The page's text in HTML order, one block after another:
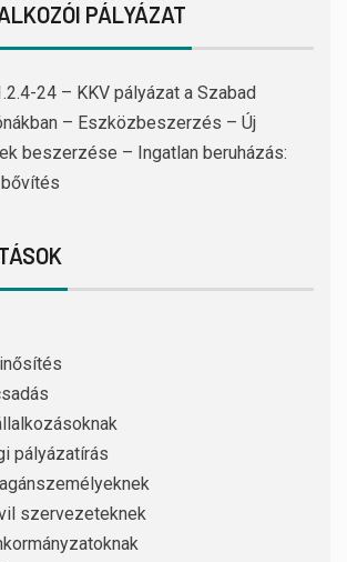
PÁLYÁZAT
24 – KKV pályázat a Szabad
– Eszközbeszerzés – Új
beszerzése – Ingatlan beruházás:
pályázatírás
szervezeteknek